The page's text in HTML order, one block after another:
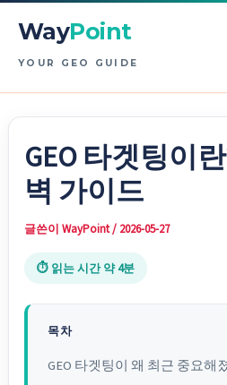
WayPoint
YOUR GEO GUIDE
GEO 타겟팅이
벽 가이드
글쓴이WayPoint/ 2026-05-27
⏱ 읽는 시간 약 4분
목차
GEO 타겟팅이 왜 최근 중요해